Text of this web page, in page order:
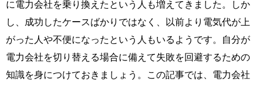
に電力会社を乗り換えたという人も増えてきました。しか
し、成功したケースばかりではなく、以前より電気代が上
がった人や不便になったという人もいるようです。自分が
電力会社を切り替える場合に備えて失敗を回避するための
知識を身につけておきましょう。この記事では、電力会社